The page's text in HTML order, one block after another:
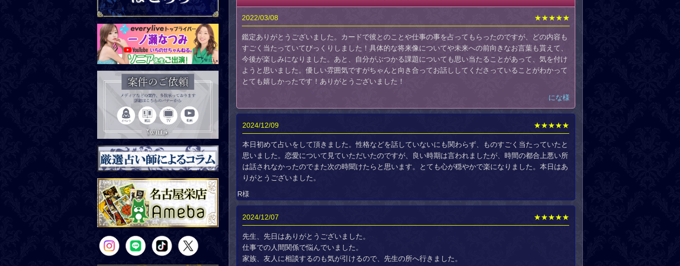
2022/03/08 ★★★★★
鑑定ありがとうございました。カードで彼とのことや仕事の事を占ってもらったのですが、どの内容も
すごく当たっていてびっくりしました！具体的な将来像についてや未来への前向きなお言葉も貰えて、
今後が楽しみになりました。あと、自分がぶつかる課題についても思い当たることがあって、気を付け
ようと思いました。優しい雰囲気ですがちゃんと向き合ってお話ししてくださっていることがわかって
とても嬉しかったです！ありがとうございました！
にな様
2024/12/09 ★★★★★
本日初めて占いをして頂きました。性格などを話していないにも関わらず、ものすごく当たっていたと
思いました。恋愛について見ていただいたのですが、良い時期は言われましたが、時間の都合上悪い所
は話されなかったのでまた次の時聞けたらと思います。とても心が穏やかで楽になりました。本日はあ
りがとうございました。
R様
2024/12/07 ★★★★★
先生、先日はありがとうございました。
仕事での人間関係で悩んでいました。
家族、友人に相談するのも気が引けるので、先生の所へ行きました。